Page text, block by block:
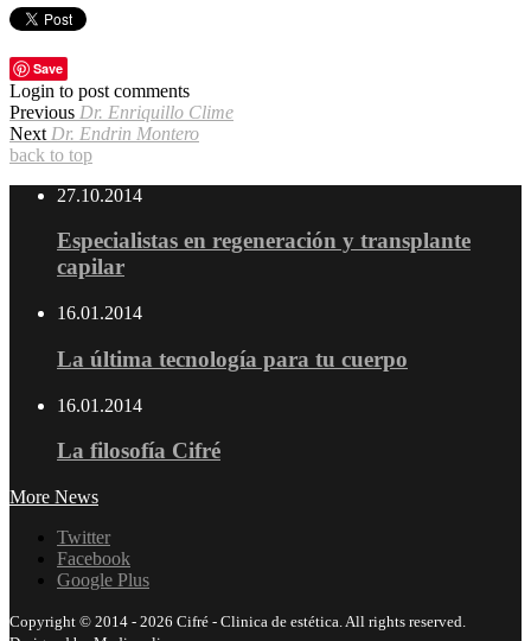
Save
Login to post comments
Previous Dr. Enriquillo Clime
Next Dr. Endrin Montero
back to top
27.10.2014
Especialistas en regeneración y transplante
capilar
16.01.2014
La última tecnología para tu cuerpo
16.01.2014
La filosofía Cifré
More News
Twitter
Facebook
Google Plus
Copyright © 2014 - 2026 Cifré - Clinica de estética. All rights reserved.